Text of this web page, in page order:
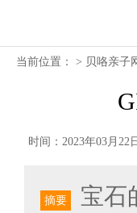
当前位置： > 贝咯亲子
时间：2023年03月
摘要
宝石